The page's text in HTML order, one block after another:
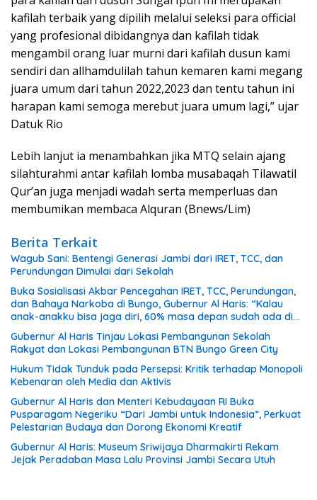
kafilah terbaik yang dipilih melalui seleksi para official
yang profesional dibidangnya dan kafilah tidak
mengambil orang luar murni dari kafilah dusun kami
sendiri dan allhamdulilah tahun kemaren kami megang
juara umum dari tahun 2022,2023 dan tentu tahun ini
harapan kami semoga merebut juara umum lagi,” ujar
Datuk Rio
Lebih lanjut ia menambahkan jika MTQ selain ajang
silahturahmi antar kafilah lomba musabaqah Tilawatil
Qur’an juga menjadi wadah serta memperluas dan
membumikan membaca Alquran (Bnews/Lim)
Berita Terkait
Wagub Sani: Bentengi Generasi Jambi dari IRET, TCC, dan
Perundungan Dimulai dari Sekolah
Buka Sosialisasi Akbar Pencegahan IRET, TCC, Perundungan,
dan Bahaya Narkoba di Bungo, Gubernur Al Haris: “Kalau
anak-anakku bisa jaga diri, 60% masa depan sudah ada di
tangan”
Gubernur Al Haris Tinjau Lokasi Pembangunan Sekolah
Rakyat dan Lokasi Pembangunan BTN Bungo Green City
Hukum Tidak Tunduk pada Persepsi: Kritik terhadap Monopoli
Kebenaran oleh Media dan Aktivis
Gubernur Al Haris dan Menteri Kebudayaan RI Buka
Pusparagam Negeriku “Dari Jambi untuk Indonesia”, Perkuat
Pelestarian Budaya dan Dorong Ekonomi Kreatif
Gubernur Al Haris: Museum Sriwijaya Dharmakirti Rekam
Jejak Peradaban Masa Lalu Provinsi Jambi Secara Utuh